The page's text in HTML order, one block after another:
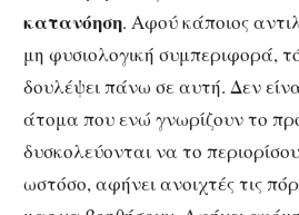
κατανόηση. Αφού κάποιος
μη φυσιολογική συμπεριφορά,
δουλέψει πάνω σε αυτή. Δεν
άτομα που ενώ γνωρίζουν το
δυσκολεύονται να το
ωστόσο, αφήνει ανοιχτές τις